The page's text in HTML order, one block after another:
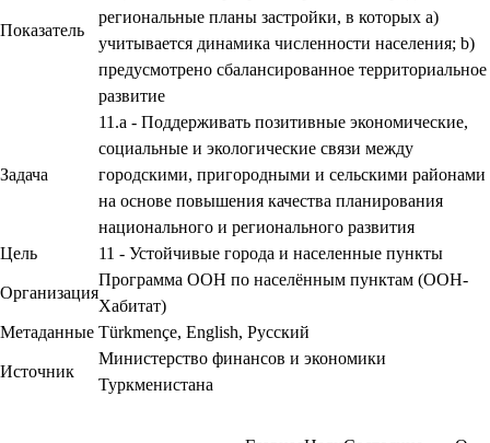
Показатель
региональные планы застройки, в которых a)
учитывается динамика численности населения; b)
предусмотрено сбалансированное территориальное
развитие
Задача
11.a - Поддерживать позитивные экономические,
социальные и экологические связи между
городскими, пригородными и сельскими районами
на основе повышения качества планирования
национального и регионального развития
Цель
11 - Устойчивые города и населенные пункты
Организация
Программа ООН по населённым пунктам (ООН-
Хабитат)
Метаданные Türkmençe, English, Русский
Источник
Министерство финансов и экономики
Туркменистана